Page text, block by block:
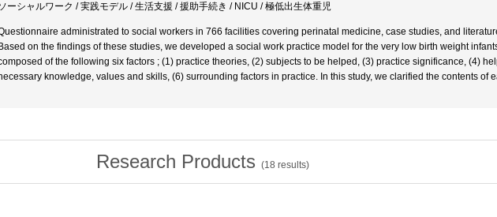
ーシャルワーク / 実践モデル / 生活支援 / 援助手続き / NICU / 極低出生体重児
administrated to social workers in 766 facilities covering perinatal medicine, case studies, and
Based on the findings of these studies, we developed a social work practice model for the very low birth weight
of the following six factors ; (1) practice theories, (2) subjects to be helped, (3) practice significance, (4)
knowledge, values and skills, (6) surrounding factors in practice. In this study, we clarified the contents of
Research Products (18 results)